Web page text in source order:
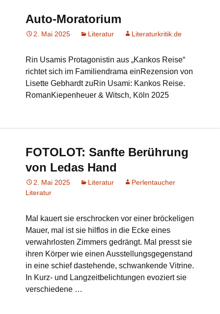
Auto-Moratorium
2. Mai 2025 Literatur Literaturkritik.de
Rin Usamis Protagonistin aus „Kankos Reise“
richtet sich im Familiendrama einRezension von
Lisette Gebhardt zuRin Usami: Kankos Reise.
RomanKiepenheuer & Witsch, Köln 2025
FOTOLOT: Sanfte Berührung
von Ledas Hand
2. Mai 2025 Literatur
Perlentaucher
Literatur
Mal kauert sie erschrocken vor einer bröckeligen
Mauer, mal ist sie hilflos in die Ecke eines
verwahrlosten Zimmers gedrängt. Mal presst sie
ihren Körper wie einen Ausstellungsgegenstand
in eine schief dastehende, schwankende Vitrine.
In Kurz- und Langzeitbelichtungen evoziert sie
verschiedene …